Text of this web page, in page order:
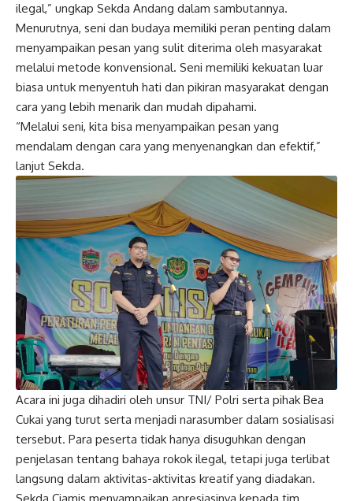
ilegal,” ungkap Sekda Andang dalam sambutannya.
Menurutnya, seni dan budaya memiliki peran penting dalam
menyampaikan pesan yang sulit diterima oleh masyarakat
melalui metode konvensional. Seni memiliki kekuatan luar
biasa untuk menyentuh hati dan pikiran masyarakat dengan
cara yang lebih menarik dan mudah dipahami.
“Melalui seni, kita bisa menyampaikan pesan yang
mendalam dengan cara yang menyenangkan dan efektif,”
lanjut Sekda.
Acara ini juga dihadiri oleh unsur TNI/ Polri serta pihak Bea
Cukai yang turut serta menjadi narasumber dalam sosialisasi
tersebut. Para peserta tidak hanya disuguhkan dengan
penjelasan tentang bahaya rokok ilegal, tetapi juga terlibat
langsung dalam aktivitas-aktivitas kreatif yang diadakan.